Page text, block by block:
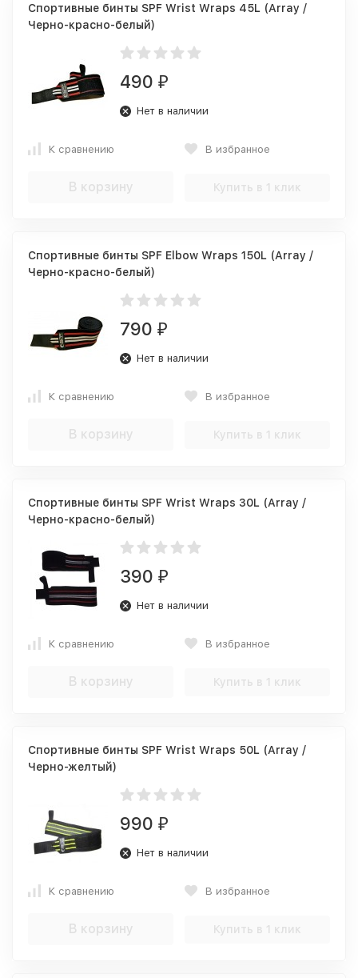
Спортивные бинты SPF Wrist Wraps 45L (Array /
Черно-красно-белый)
490 ₽
Нет в наличии
К сравнению В избранное
В корзину Купить в 1 клик
Спортивные бинты SPF Elbow Wraps 150L (Array /
Черно-красно-белый)
790 ₽
Нет в наличии
К сравнению В избранное
В корзину Купить в 1 клик
Спортивные бинты SPF Wrist Wraps 30L (Array /
Черно-красно-белый)
390 ₽
Нет в наличии
К сравнению В избранное
В корзину Купить в 1 клик
Спортивные бинты SPF Wrist Wraps 50L (Array /
Черно-желтый)
990 ₽
Нет в наличии
К сравнению В избранное
В корзину Купить в 1 клик